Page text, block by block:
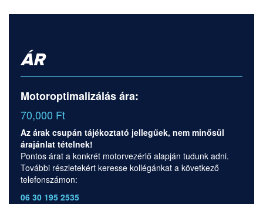
ÁR
Motoroptimalizálás ára:
70,000 Ft
Az árak csupán tájékoztató jellegűek, nem minősül
árajánlat tételnek!
Pontos árat a konkrét motorvezérlő alapján tudunk adni.
További részletekért keresse kollégánkat a következő
telefonszámon:
06 30 195 2535